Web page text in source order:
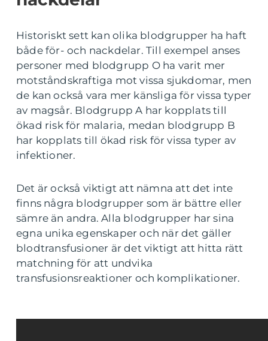
Historiskt sett kan olika blodgrupper ha haft
både för- och nackdelar. Till exempel anses
personer med blodgrupp O ha varit mer
motståndskraftiga mot vissa sjukdomar, men
de kan också vara mer känsliga för vissa typer
av magsår. Blodgrupp A har kopplats till
ökad risk för malaria, medan blodgrupp B
har kopplats till ökad risk för vissa typer av
infektioner.
Det är också viktigt att nämna att det inte
finns några blodgrupper som är bättre eller
sämre än andra. Alla blodgrupper har sina
egna unika egenskaper och när det gäller
blodtransfusioner är det viktigt att hitta rätt
matchning för att undvika
transfusionsreaktioner och komplikationer.